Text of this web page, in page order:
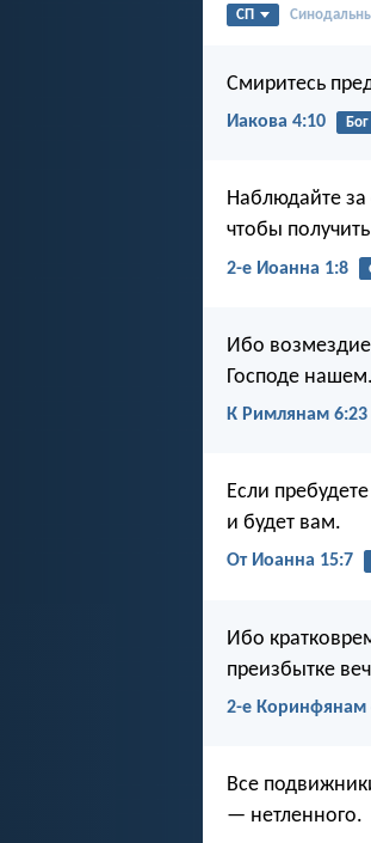
СП
Смиритесь
Иакова 4:10 Бог
Наблюдайте
чтобы
2-е Иоанна 1:8
Ибо
Господе нашем.
К Римлянам 6:23
Если
и будет вам.
От Иоанна 15:7
Ибо
преизбытке
2-е Коринфянам
Все
— нетленного.